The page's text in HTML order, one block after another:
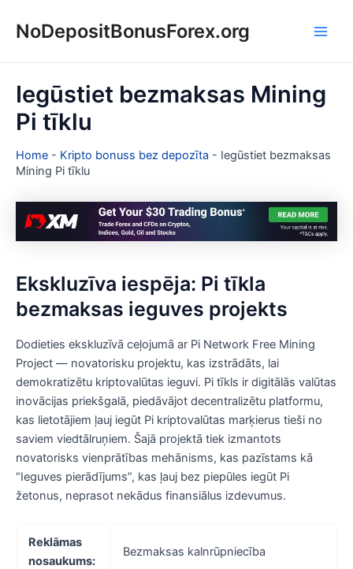
NoDepositBonusForex.org
Iegūstiet bezmaksas Mining
Pi tīklu
Home - Kripto bonuss bez depozīta - Iegūstiet bezmaksas
Mining Pi tīklu
Ekskluzīva iespēja: Pi tīkla
bezmaksas ieguves projekts
Dodieties ekskluzīvā ceļojumā ar Pi Network Free Mining
Project — novatorisku projektu, kas izstrādāts, lai
demokratizētu kriptovalūtas ieguvi. Pi tīkls ir digitālās valūtas
inovācijas priekšgalā, piedāvājot decentralizētu platformu,
kas lietotājiem ļauj iegūt Pi kriptovalūtas marķierus tieši no
saviem viedtālruņiem. Šajā projektā tiek izmantots
novatorisks vienprātības mehānisms, kas pazīstams kā
“Ieguves pierādījums”, kas ļauj bez piepūles iegūt Pi
žetonus, neprasot nekādus finansiālus izdevumus.
Reklāmas
nosaukums:
Bezmaksas kalnrūpniecība